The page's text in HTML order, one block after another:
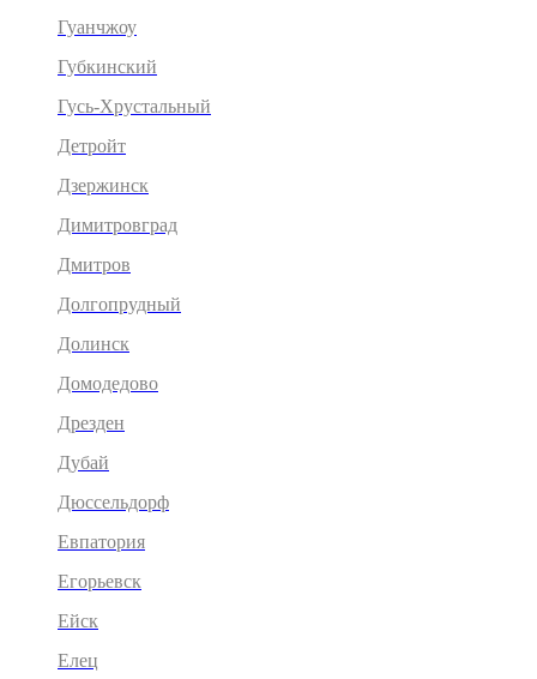
Гуанчжоу
Губкинский
Гусь-Хрустальный
Детройт
Дзержинск
Димитровград
Дмитров
Долгопрудный
Долинск
Домодедово
Дрезден
Дубай
Дюссельдорф
Евпатория
Егорьевск
Ейск
Елец